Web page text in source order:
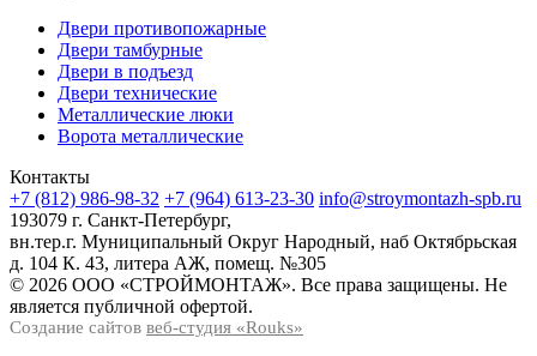
Двери противопожарные
Двери тамбурные
Двери в подъезд
Двери технические
Металлические люки
Ворота металлические
Контакты
+7 (812) 986-98-32 +7 (964) 613-23-30 info@stroymontazh-spb.ru
193079 г. Санкт-Петербург,
вн.тер.г. Муниципальный Округ Народный, наб Октябрьская
д. 104 К. 43, литера АЖ, помещ. №305
© 2026 ООО «СТРОЙМОНТАЖ». Все права защищены. Не
является публичной офертой.
Создание сайтов веб-студия «Rouks»